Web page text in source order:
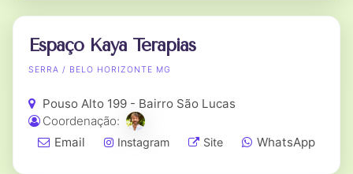
Espaço Kaya Terapias
SERRA / BELO HORIZONTE MG
Pouso Alto 199 - Bairro São Lucas
Coordenação:
Email
Instagram Site WhatsApp